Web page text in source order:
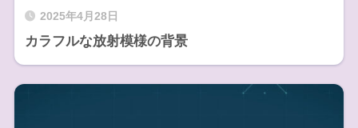
2025年4月28日
カラフルな放射模様の背景